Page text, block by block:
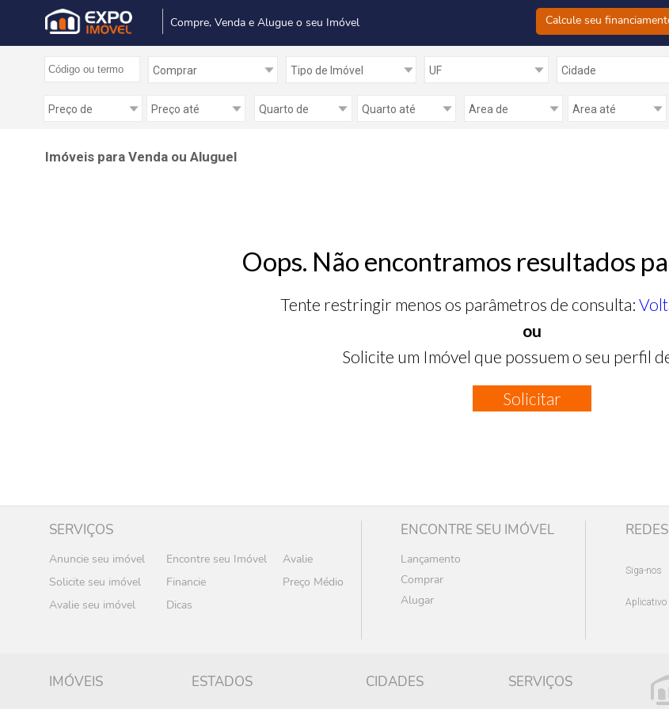
Compre, Venda e Alugue o seu Imóvel Calcule seu
Imóveis para Venda ou Aluguel
Oops. Não encontramos resultados
Tente restringir menos os parâmetros de consulta:
ou
Solicite um Imóvel que possuem o seu perfil
Solicitar
SERVIÇOS
Anuncie seu imóvel Encontre seu Imóvel
Avalie
Solicite seu imóvel
Financie
Preço Médio
Avalie seu imóvel
Dicas
ENCONTRE SEU IMÓVEL
Lançamento
Comprar
Alugar
Siga-nos
Aplicativo
IMÓVEIS ESTADOS CIDADES SERVIÇOS